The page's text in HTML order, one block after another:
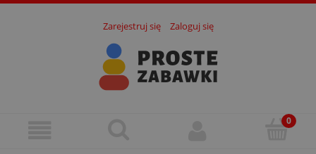
Zarejestruj się Zaloguj się